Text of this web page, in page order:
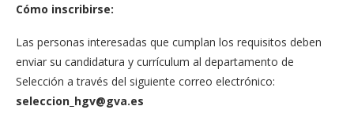
Cómo inscribirse:
Las personas interesadas que cumplan los requisitos deben
enviar su candidatura y currículum al departamento de
Selección a través del siguiente correo electrónico:
seleccion_hgv@gva.es